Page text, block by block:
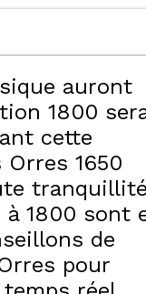
auront
1800
cette
1650
à 1800 sont
de
pour